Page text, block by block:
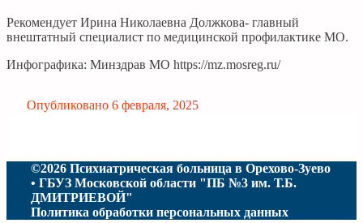
Рекомендует Ирина Николаевна Должкова- главный
внештатный специалист по медицинской профилактике МО.
Инфографика: Минздрав МО https://mz.mosreg.ru/
Опубликовано 6 февраля, 2025
©2026 Психиатрическая больница в Орехово-Зуево
• ГБУЗ Московской области "ПБ №3 им. Т.Б.
ДМИТРИЕВОЙ"
Политика обработки персональных данных